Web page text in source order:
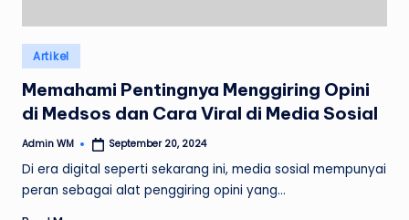
Posted
in
Artikel
Memahami Pentingnya Menggiring Opini
di Medsos dan Cara Viral di Media Sosial
Posted
Admin WM September 20, 2024
Di era digital seperti sekarang ini, media sosial mempunyai
peran sebagai alat penggiring opini yang…